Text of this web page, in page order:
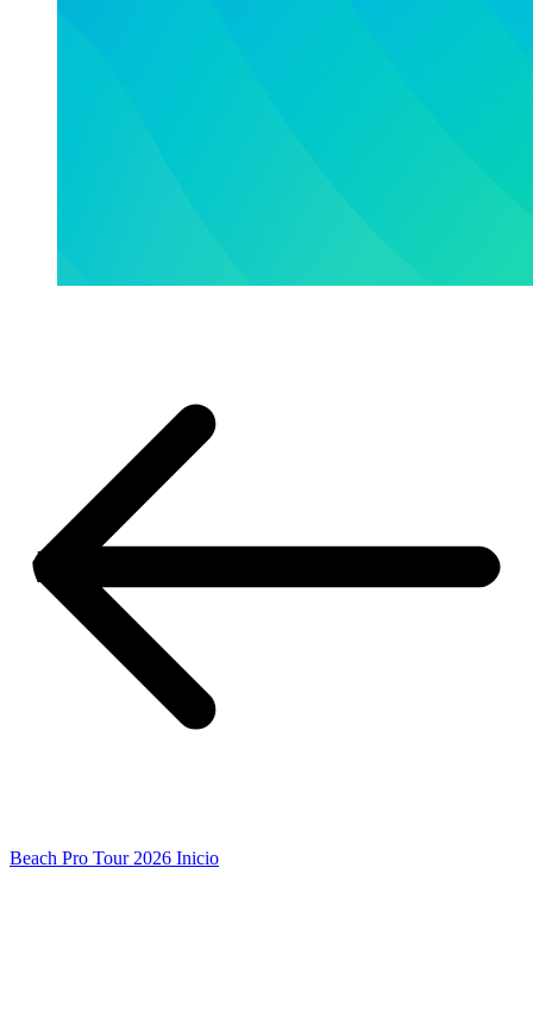
Beach Pro Tour 2026 Inicio